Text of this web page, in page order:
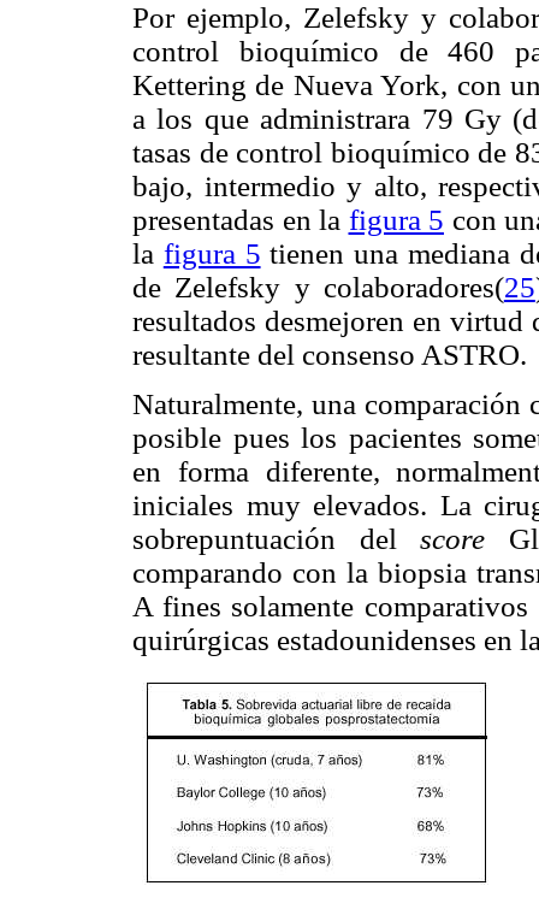
Por ejemplo, Zelefsky y
control bioquímico de 460
Kettering de Nueva York, con
a los que administrara 79 Gy
tasas de control bioquímico de
bajo, intermedio y alto,
presentadas en la figura 5 con
la figura 5 tienen una mediana
de Zelefsky y colaboradores(25
resultados desmejoren en
resultante del consenso ASTRO.
Naturalmente, una
posible pues los pacientes
en forma diferente,
iniciales muy elevados. La
sobrepuntuación del score
comparando con la biopsia
A fines solamente
quirúrgicas estadounidenses en